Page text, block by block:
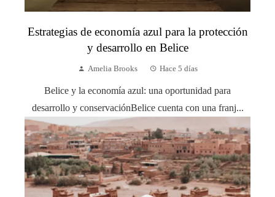
Estrategias de economía azul para la protección
y desarrollo en Belice
Amelia Brooks Hace 5 días
Belice y la economía azul: una oportunidad para
desarrollo y conservaciónBelice cuenta con una franj...